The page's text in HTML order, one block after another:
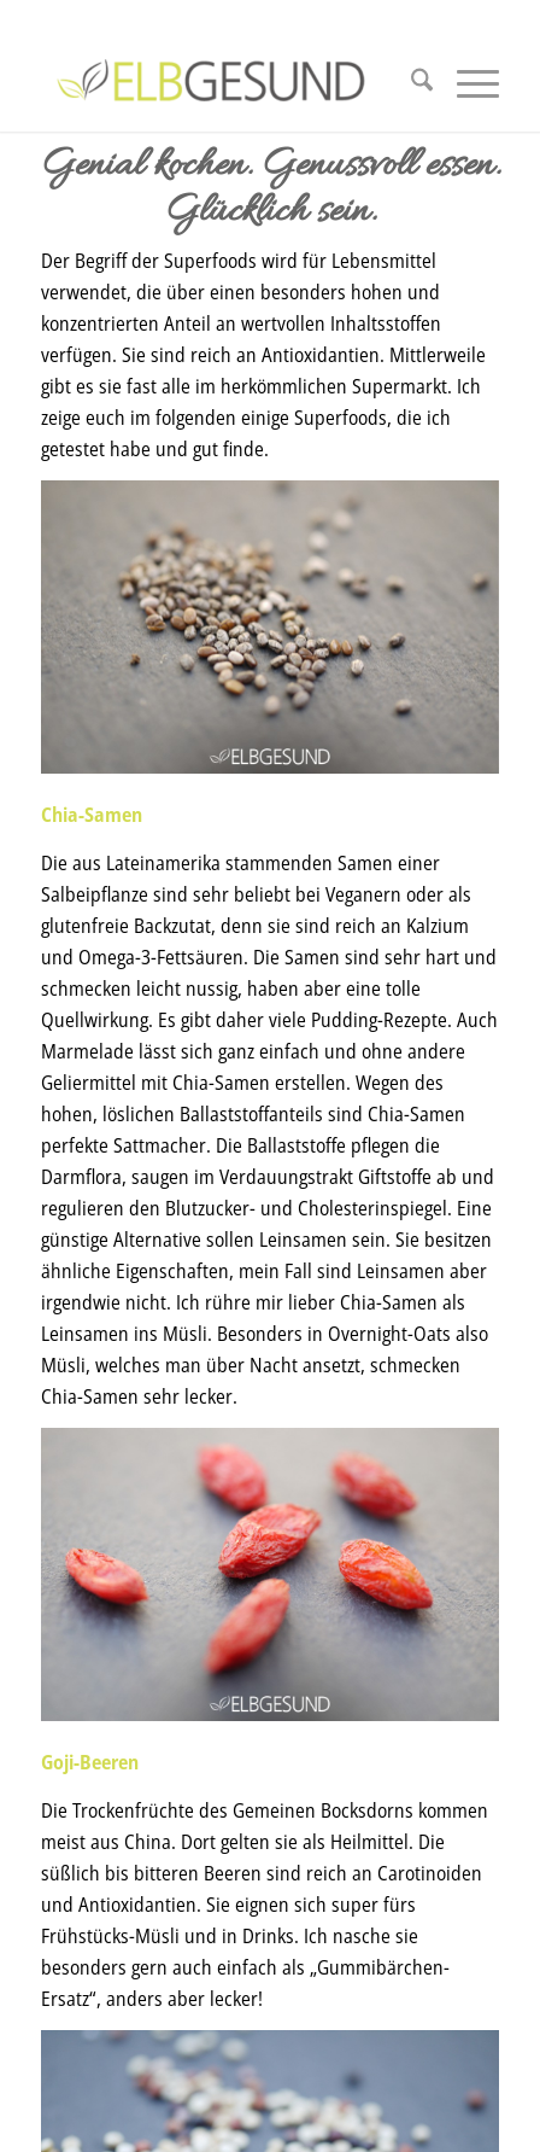
Genial kochen. Genussvoll essen.
Glücklich sein.
Der Begriff der Superfoods wird für Lebensmittel
verwendet, die über einen besonders hohen und
konzentrierten Anteil an wertvollen Inhaltsstoffen
verfügen. Sie sind reich an Antioxidantien. Mittlerweile
gibt es sie fast alle im herkömmlichen Supermarkt. Ich
zeige euch im folgenden einige Superfoods, die ich
getestet habe und gut finde.
Chia-Samen
Die aus Lateinamerika stammenden Samen einer
Salbeipflanze sind sehr beliebt bei Veganern oder als
glutenfreie Backzutat, denn sie sind reich an Kalzium
und Omega-3-Fettsäuren. Die Samen sind sehr hart und
schmecken leicht nussig, haben aber eine tolle
Quellwirkung. Es gibt daher viele Pudding-Rezepte. Auch
Marmelade lässt sich ganz einfach und ohne andere
Geliermittel mit Chia-Samen erstellen. Wegen des
hohen, löslichen Ballaststoffanteils sind Chia-Samen
perfekte Sattmacher. Die Ballaststoffe pflegen die
Darmflora, saugen im Verdauungstrakt Giftstoffe ab und
regulieren den Blutzucker- und Cholesterinspiegel. Eine
günstige Alternative sollen Leinsamen sein. Sie besitzen
ähnliche Eigenschaften, mein Fall sind Leinsamen aber
irgendwie nicht. Ich rühre mir lieber Chia-Samen als
Leinsamen ins Müsli. Besonders in Overnight-Oats also
Müsli, welches man über Nacht ansetzt, schmecken
Chia-Samen sehr lecker.
Goji-Beeren
Die Trockenfrüchte des Gemeinen Bocksdorns kommen
meist aus China. Dort gelten sie als Heilmittel. Die
süßlich bis bitteren Beeren sind reich an Carotinoiden
und Antioxidantien. Sie eignen sich super fürs
Frühstücks-Müsli und in Drinks. Ich nasche sie
besonders gern auch einfach als „Gummibärchen-
Ersatz“, anders aber lecker!